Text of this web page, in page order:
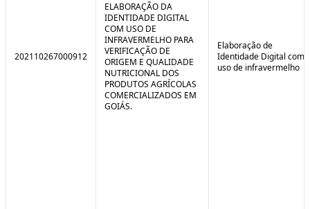
202110267000912
ELABORAÇÃO DA
IDENTIDADE DIGITAL
COM USO DE
INFRAVERMELHO PARA
VERIFICAÇÃO DE
ORIGEM E QUALIDADE
NUTRICIONAL DOS
PRODUTOS AGRÍCOLAS
COMERCIALIZADOS EM
GOIÁS.
Elaboração de
Identidade Digital com
uso de infravermelho